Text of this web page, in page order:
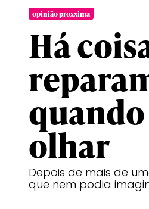
opinião proxxima
Há
olhar
Depois de mais de
que nem podia